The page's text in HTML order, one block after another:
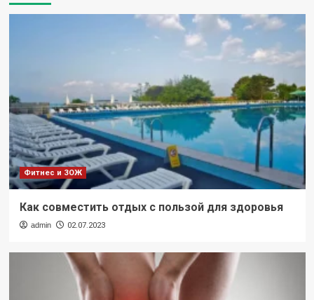
Фитнес и ЗОЖ
Как совместить отдых с пользой для здоровья
admin 02.07.2023